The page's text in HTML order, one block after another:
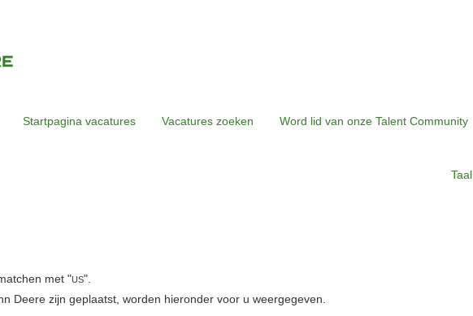
Startpagina vacatures Vacatures zoeken Word lid van onze Talent Community
Taal
met "US".
Deere zijn geplaatst, worden hieronder voor u weergegeven.